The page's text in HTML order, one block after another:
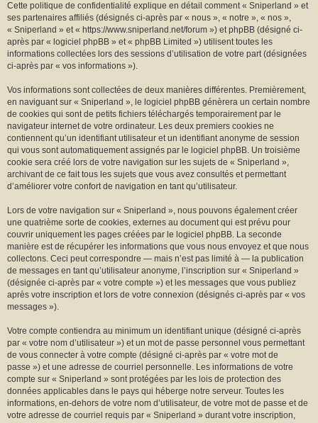
Cette politique de confidentialité explique en détail comment « Sniperland » et
ses partenaires affiliés (désignés ci-après par « nous », « notre », « nos »,
« Sniperland » et « https://www.sniperland.net/forum ») et phpBB (désigné ci-
après par « logiciel phpBB » et « phpBB Limited ») utilisent toutes les
informations collectées lors des sessions d’utilisation de votre part (désignées
ci-après par « vos informations »).
Vos informations sont collectées de deux manières différentes. Premièrement,
en naviguant sur « Sniperland », le logiciel phpBB génèrera un certain nombre
de cookies qui sont de petits fichiers téléchargés temporairement par le
navigateur internet de votre ordinateur. Les deux premiers cookies ne
contiennent qu’un identifiant utilisateur et un identifiant anonyme de session
qui vous sont automatiquement assignés par le logiciel phpBB. Un troisième
cookie sera créé lors de votre navigation sur les sujets de « Sniperland »,
archivant de ce fait tous les sujets que vous avez consultés et permettant
d’améliorer votre confort de navigation en tant qu’utilisateur.
Lors de votre navigation sur « Sniperland », nous pouvons également créer
une quatrième sorte de cookies, externes au document qui est prévu pour
couvrir uniquement les pages créées par le logiciel phpBB. La seconde
manière est de récupérer les informations que vous nous envoyez et que nous
collectons. Ceci peut correspondre — mais n’est pas limité à — la publication
de messages en tant qu’utilisateur anonyme, l’inscription sur « Sniperland »
(désignée ci-après par « votre compte ») et les messages que vous publiez
après votre inscription et lors de votre connexion (désignés ci-après par « vos
messages »).
Votre compte contiendra au minimum un identifiant unique (désigné ci-après
par « votre nom d’utilisateur ») et un mot de passe personnel vous permettant
de vous connecter à votre compte (désigné ci-après par « votre mot de
passe ») et une adresse de courriel personnelle. Les informations de votre
compte sur « Sniperland » sont protégées par les lois de protection des
données applicables dans le pays qui héberge notre serveur. Toutes les
informations, en-dehors de votre nom d’utilisateur, de votre mot de passe et de
votre adresse de courriel requis par « Sniperland » durant votre inscription,